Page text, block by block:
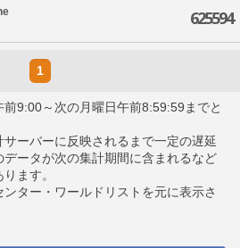
625594
1
9:00～次の月曜日午前8:59:59までと
ーバーに反映されるまで一定の遅延
ータが次の集計期間に含まれるなど
ます。
ター・ワールドリストを元に表示さ